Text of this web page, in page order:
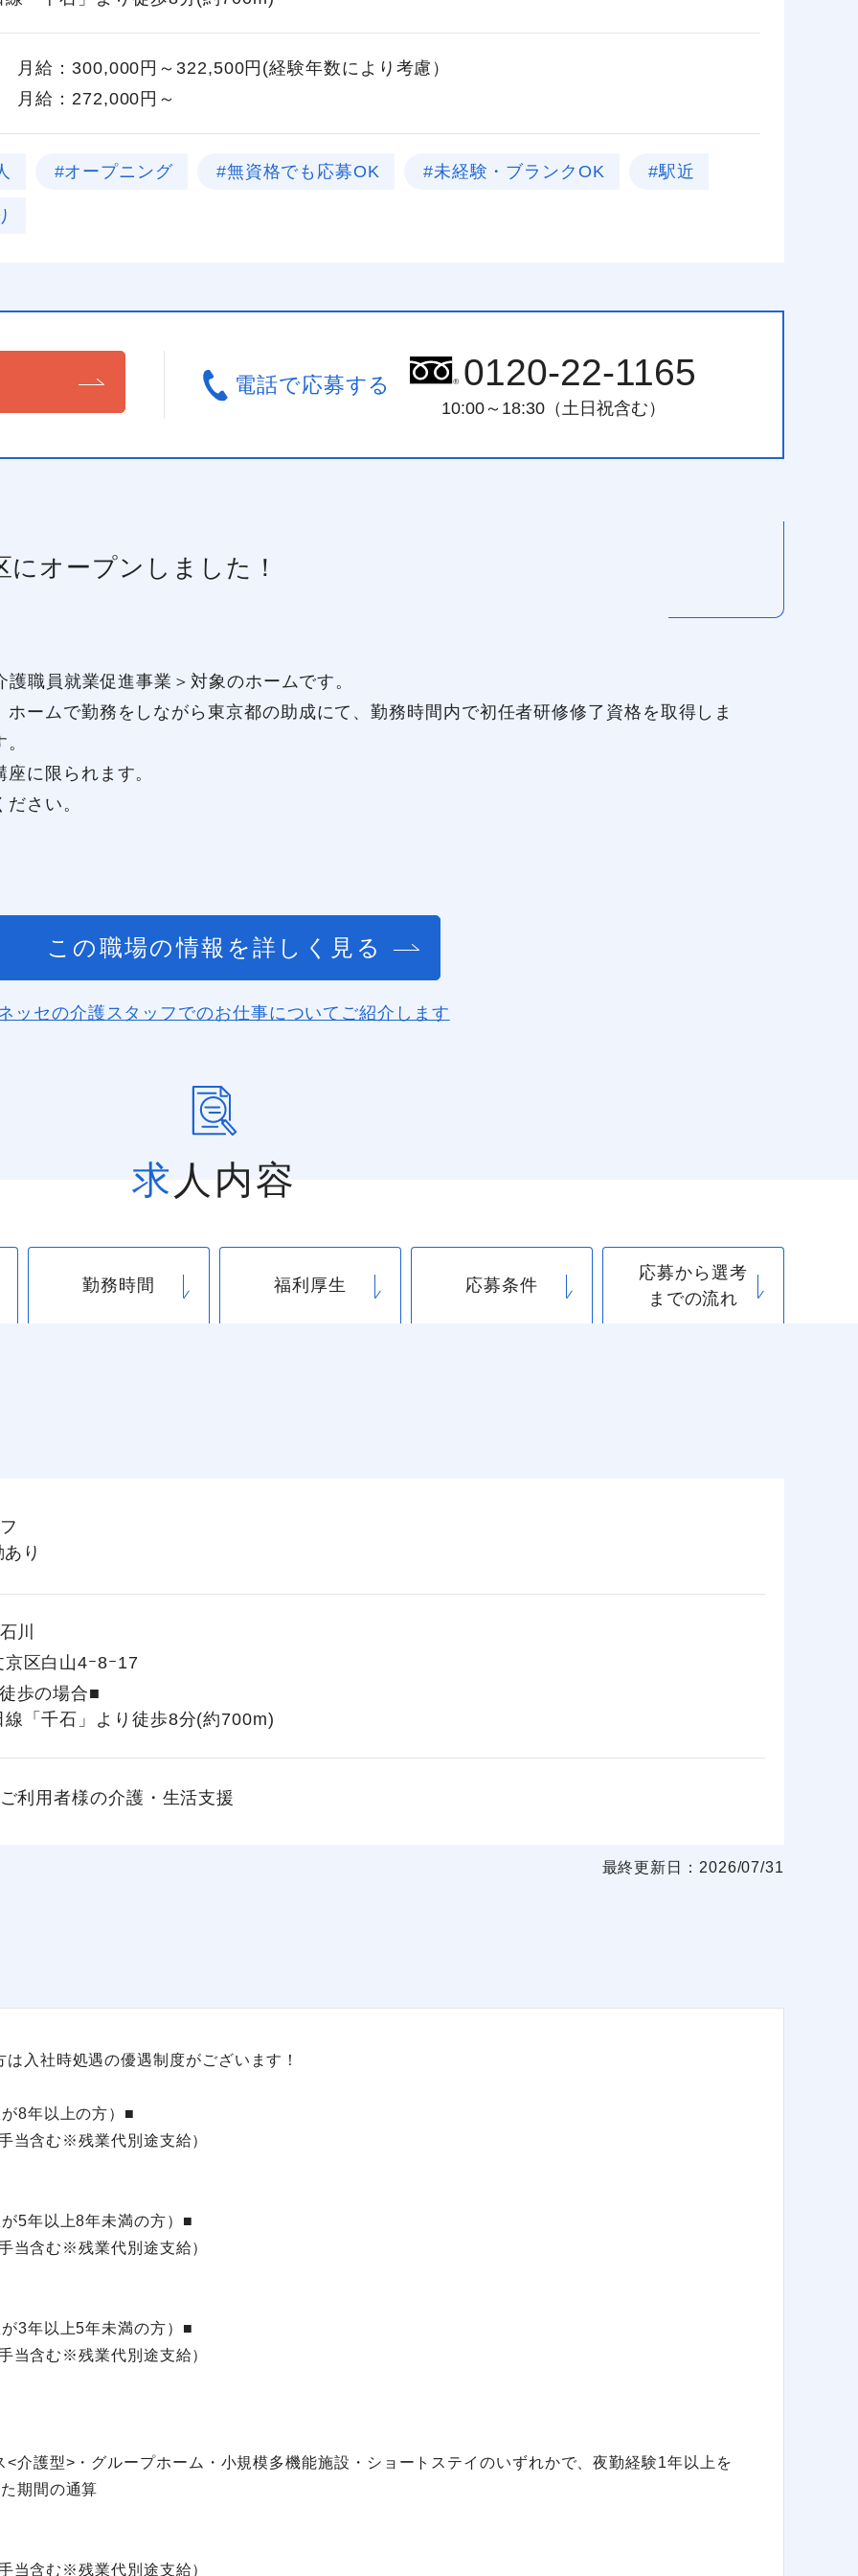
月給：300,000円～322,500円(経験年数により考慮）
月給：272,000円～
#オープニング #無資格でも応募OK #未経験・ブランクOK #駅近
電話で応募する 0120-22-1165
10:00～18:30（土日祝含む）
にオープンしました！
職員就業促進事業＞対象のホームです。
ームで勤務をしながら東京都の助成にて、勤務時間内で初任者研修修了資格を取得しま
に限られます。
さい。
この職場の情報を詳しく見る
ッセの介護スタッフでのお仕事についてご紹介します
求人内容
勤務時間 福利厚生 応募条件
応募から選考
までの流れ
り
川
京区白山4ｰ8ｰ17
歩の場合■
線「千石」より徒歩8分(約700m)
利用者様の介護・生活支援
最終更新日：2026/07/31
入社時処遇の優遇制度がございます！
8年以上の方）■
当含む※残業代別途支給）
5年以上8年未満の方）■
当含む※残業代別途支給）
3年以上5年未満の方）■
当含む※残業代別途支給）
介護型>・グループホーム・小規模多機能施設・ショートステイのいずれかで、夜勤経験1年以上を
期間の通算
当含む※残業代別途支給）